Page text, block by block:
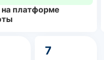
платформе
7